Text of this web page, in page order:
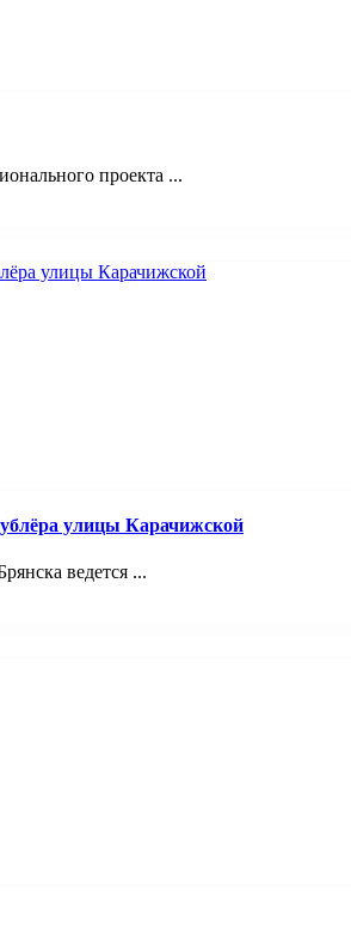
проекта ...
улицы Карачижской
ведется ...